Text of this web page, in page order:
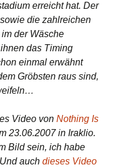
erreicht hat. Der
die zahlreichen
der Wäsche
das Timing
einmal erwähnt
Gröbsten raus sind,
Video von Nothing Is
23.06.2007 in Iraklio.
Bild sein, ich habe
auch dieses Video